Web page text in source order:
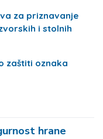
za priznavanje
i stolnih
zaštiti oznaka
hrane